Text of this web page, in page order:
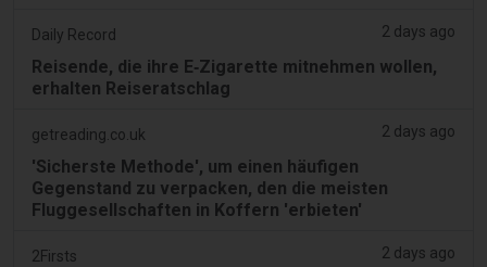
Daily Record 2 days ago
Reisende, die ihre E‑Zigarette mitnehmen wollen,
erhalten Reiseratschlag
getreading.co.uk 2 days ago
'Sicherste Methode', um einen häufigen
Gegenstand zu verpacken, den die meisten
Fluggesellschaften in Koffern 'erbieten'
2Firsts 2 days ago